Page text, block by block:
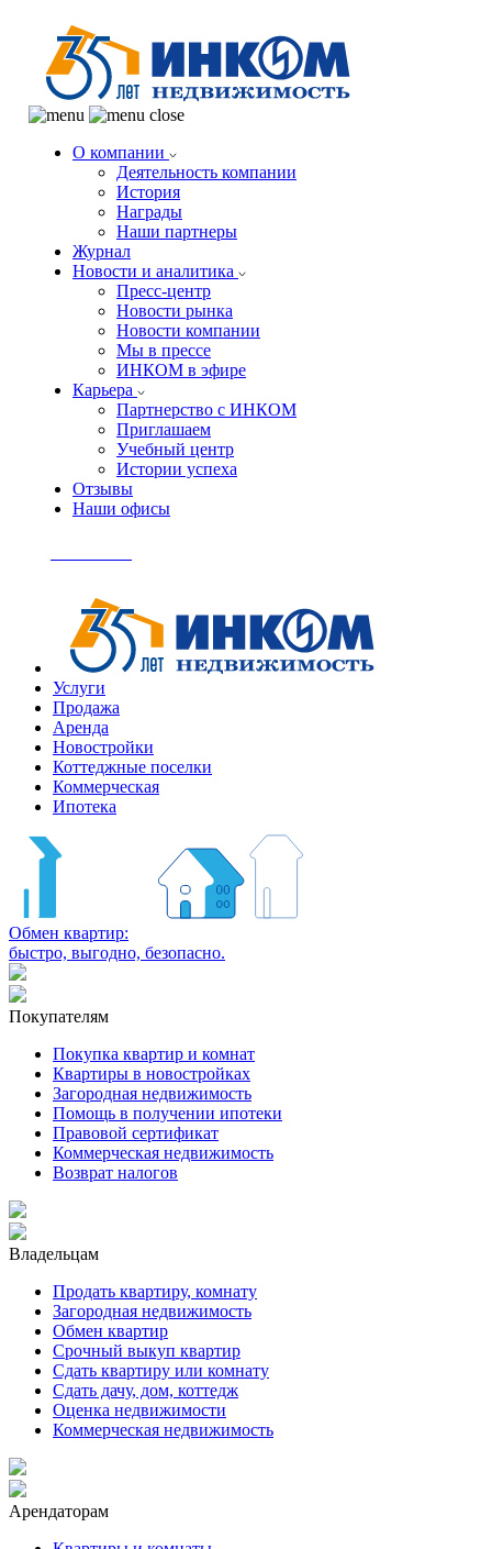
О компании
Деятельность компании
История
Награды
Наши партнеры
Журнал
Новости и аналитика
Пресс-центр
Новости рынка
Новости компании
Мы в прессе
ИНКОМ в эфире
Карьера
Партнерство с ИНКОМ
Приглашаем
Учебный центр
Истории успеха
Отзывы
Наши офисы
Услуги
Продажа
Аренда
Новостройки
Коттеджные поселки
Коммерческая
Ипотека
Обмен квартир:
быстро, выгодно, безопасно.
Покупателям
Покупка квартир и комнат
Квартиры в новостройках
Загородная недвижимость
Помощь в получении ипотеки
Правовой сертификат
Коммерческая недвижимость
Возврат налогов
Владельцам
Продать квартиру, комнату
Загородная недвижимость
Обмен квартир
Срочный выкуп квартир
Сдать квартиру или комнату
Сдать дачу, дом, коттедж
Оценка недвижимости
Коммерческая недвижимость
Арендаторам